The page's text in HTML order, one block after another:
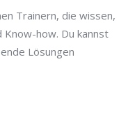
Trainern, die wissen,
how. Du kannst
Lösungen